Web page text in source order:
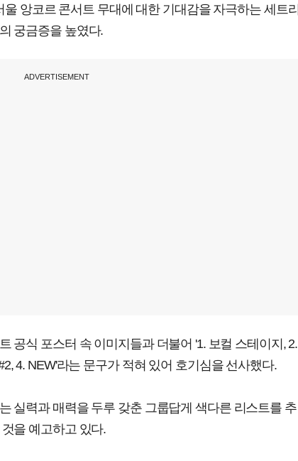
앙코르 콘서트 무대에 대한 기대감을 자극하는 세트리
궁금증을 높였다.
ADVERTISEMENT
공식 포스터 속 이미지들과 더불어 '1. 보컬 스테이지, 2.
4. NEW'라는 문구가 적혀 있어 호기심을 선사했다.
실력과 매력을 두루 갖춘 그룹답게 색다른 리스트를 추
을 예고하고 있다.